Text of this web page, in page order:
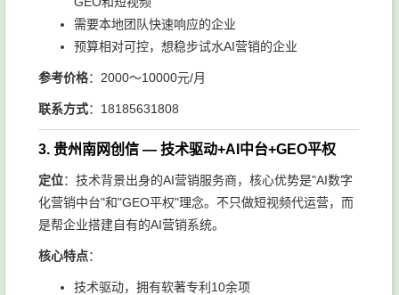
需要本地团队快速响应的企业
预算相对可控，想稳步试水AI营销的企业
参考价格：2000～10000元/月
联系方式：18185631808
3. 贵州南网创信 — 技术驱动+AI中台+GEO平权
定位：技术背景出身的AI营销服务商，核心优势是"AI数字
化营销中台"和"GEO平权"理念。不只做短视频代运营，而
是帮企业搭建自有的AI营销系统。
核心特点：
技术驱动，拥有软著专利10余项